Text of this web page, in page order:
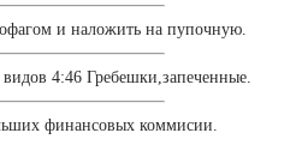
и наложить на пупочную.
4:46 Гребешки,запеченные.
финансовых коммисии.